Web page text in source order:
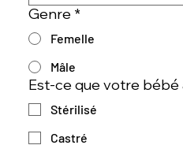
Genre *
Femelle
Mâle
Est-ce que votre bébé
Stérilisé
Castré